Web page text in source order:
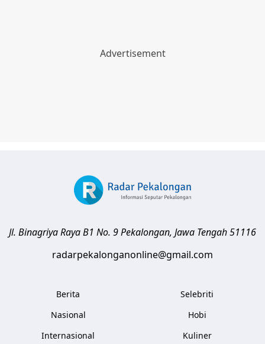
Jl. Binagriya Raya B1 No. 9Pekalongan, Jawa Tengah51116
radarpekalonganonline@gmail.com
Berita
Nasional
Internasional
Selebriti
Hobi
Kuliner